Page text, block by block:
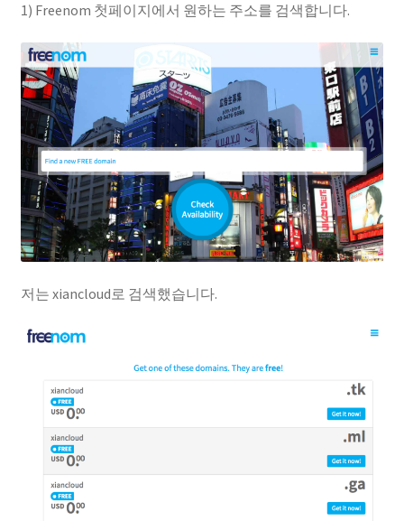
1) Freenom 첫페이지에서 원하는 주소를 검색합니다.
저는 xiancloud로 검색했습니다.